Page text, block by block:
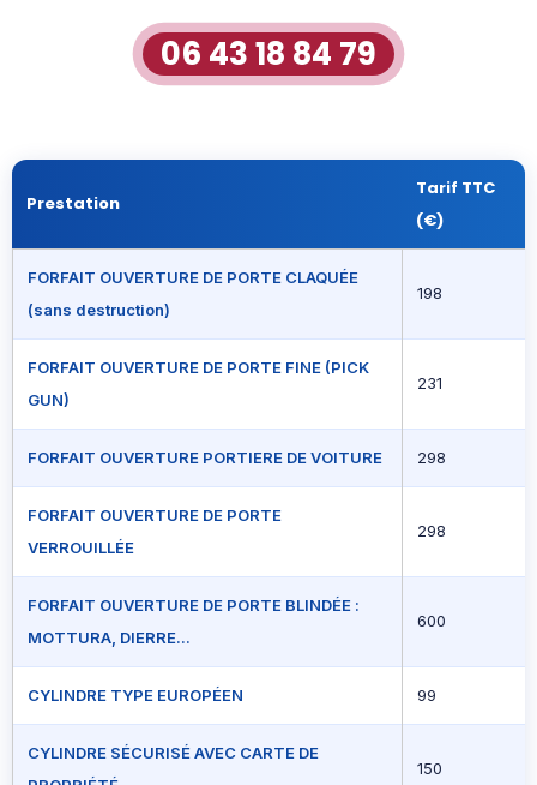
06 43 18 84 79
Prestation
Tarif TTC
(€)
FORFAIT OUVERTURE DE PORTE CLAQUÉE
(sans destruction)
198
FORFAIT OUVERTURE DE PORTE FINE (PICK
GUN)
231
FORFAIT OUVERTURE PORTIERE DE VOITURE 298
FORFAIT OUVERTURE DE PORTE
VERROUILLÉE
298
FORFAIT OUVERTURE DE PORTE BLINDÉE :
MOTTURA, DIERRE...
600
CYLINDRE TYPE EUROPÉEN 99
CYLINDRE SÉCURISÉ AVEC CARTE DE
150